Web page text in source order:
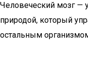
Человеческий мозг —
природой, который
остальным